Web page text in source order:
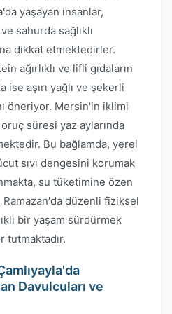
yaşayan insanlar,
sahurda sağlıklı
dikkat etmektedirler.
ağırlıklı ve lifli gıdaların
aşırı yağlı ve şekerli
öneriyor. Mersin'in iklimi
oruç süresi yaz aylarında
Bu bağlamda, yerel
sıvı dengesini korumak
su tüketimine özen
düzenli fiziksel
bir yaşam sürdürmek
tutmaktadır.
Davulcuları ve